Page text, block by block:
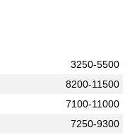
3250-5500
8200-11500
7100-11000
7250-9300